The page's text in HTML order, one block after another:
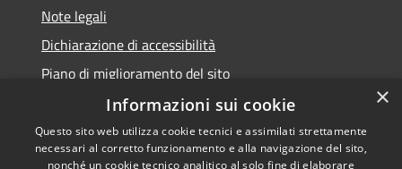
Note legali
Dichiarazione di accessibilità
Piano di miglioramento del sito
Copyright © 2026 • Comune di
×
Informazioni sui cookie
Questo sito web utilizza cookie tecnici e assimilati strettamente
necessari al corretto funzionamento e alla navigazione del sito,
nonché un cookie tecnico analitico al solo fine di elaborare